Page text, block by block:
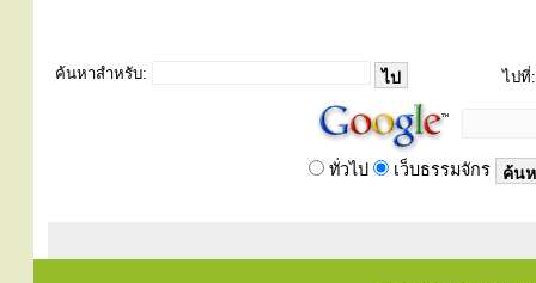
ค้นหาสำหรับ: ไปที่:
ทั่วไป เว็บธรรมจักร